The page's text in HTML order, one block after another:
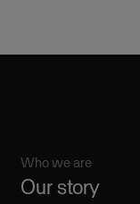
Who we are
Our story